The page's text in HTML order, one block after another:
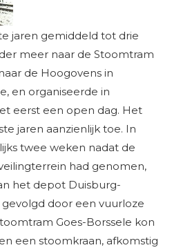
jaren gemiddeld tot drie
meer naar de Stoomtram
de Hoogovens in
en organiseerde in
eerst een open dag. Het
jaren aanzienlijk toe. In
twee weken nadat de
had genomen,
het depot Duisburg-
door een vuurloze
Goes-Borssele kon
een stoomkraan, afkomstig